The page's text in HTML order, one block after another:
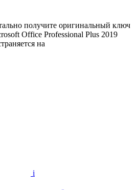
получите оригинальный ключ
Office Professional Plus 2019
на
i